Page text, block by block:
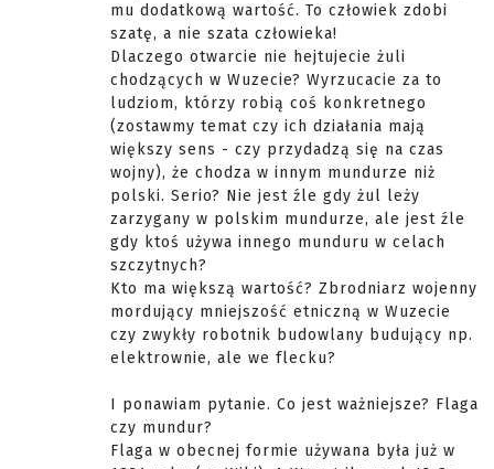
mu dodatkową wartość. To człowiek zdobi
szatę, a nie szata człowieka!
Dlaczego otwarcie nie hejtujecie żuli
chodzących w Wuzecie? Wyrzucacie za to
ludziom, którzy robią coś konkretnego
(zostawmy temat czy ich działania mają
większy sens - czy przydadzą się na czas
wojny), że chodza w innym mundurze niż
polski. Serio? Nie jest źle gdy żul leży
zarzygany w polskim mundurze, ale jest źle
gdy ktoś używa innego munduru w celach
szczytnych?
Kto ma większą wartość? Zbrodniarz wojenny
mordujący mniejszość etniczną w Wuzecie
czy zwykły robotnik budowlany budujący np.
elektrownie, ale we flecku?
I ponawiam pytanie. Co jest ważniejsze? Flaga
czy mundur?
Flaga w obecnej formie używana była już w